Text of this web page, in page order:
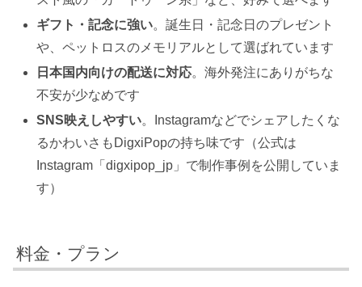
ギフト・記念に強い。誕生日・記念日のプレゼント
や、ペットロスのメモリアルとして選ばれています
日本国内向けの配送に対応。海外発注にありがちな
不安が少なめです
SNS映えしやすい。Instagramなどでシェアしたくな
るかわいさもDigxiPopの持ち味です（公式は
Instagram「digxipop_jp」で制作事例を公開していま
す）
料金・プラン